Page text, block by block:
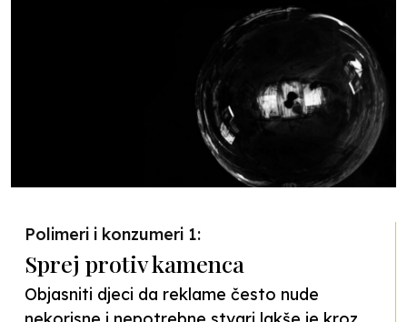
Polimeri i konzumeri 1:
Sprej protiv kamenca
Objasniti djeci da reklame često nude